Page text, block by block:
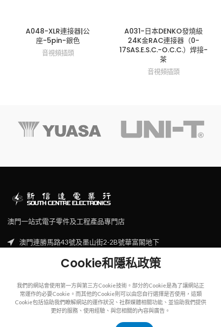
A048-XLR連接器|公
座-5pin-銀色
音視頻插頭
A031-日本DENKO發燒級
24K金RAC連接器（0-
17SAS.E.S.C.-O.C.C.）焊接-
茶
音視頻插頭
澳門一站式電子零件及工程產品專門店
澳門連勝馬路43號及墨山街2-2B號華富閣地下
2023SOUTH CENTRE ELECTRIONCISAll rights reserved.
Cookie和隱私政策
我們的網站會使用第一方與第三方Cookie技術。部分的Cookie是為了讓網站正
常運作的必要Cookie。而其他的Cookie則可以由您自行選擇是否使用，這類
Cookie包括協助我們瞭解網站的運作狀況、社群媒體相關功能、並協助我們提供
更好的服務、使用經驗、與您相關的內容與廣告。